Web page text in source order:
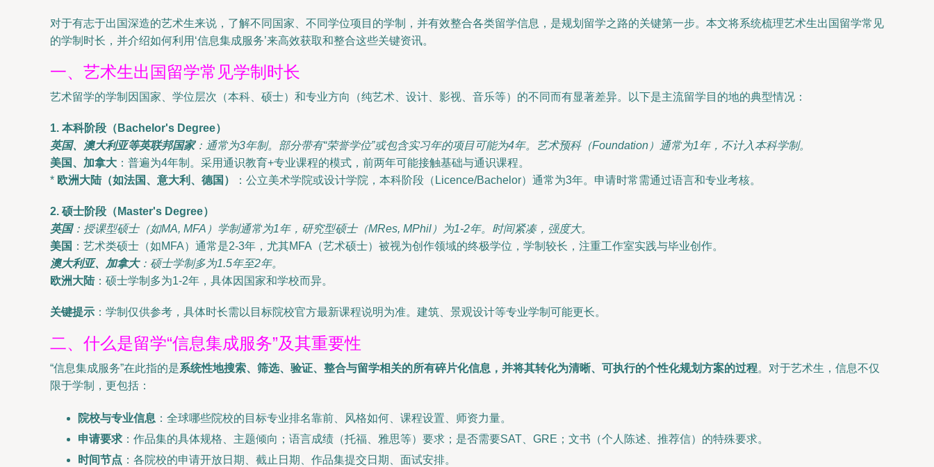
对于有志于出国深造的艺术生来说，了解不同国家、不同学位项目的学制，并有效整合各类留学信息，是规划留学之路的关键第一步。本文将系统梳理艺术生出国留学常见
的学制时长，并介绍如何利用‘信息集成服务’来高效获取和整合这些关键资讯。
一、艺术生出国留学常见学制时长
艺术留学的学制因国家、学位层次（本科、硕士）和专业方向（纯艺术、设计、影视、音乐等）的不同而有显著差异。以下是主流留学目的地的典型情况：
1. 本科阶段（Bachelor's Degree）
英国、澳大利亚等英联邦国家：通常为3年制。部分带有“荣誉学位”或包含实习年的项目可能为4年。艺术预科（Foundation）通常为1年，不计入本科学制。
美国、加拿大 ：普遍为4年制。采用通识教育+专业课程的模式，前两年可能接触基础与通识课程。
* 欧洲大陆（如法国、意大利、德国） ：公立美术学院或设计学院，本科阶段（Licence/Bachelor）通常为3年。申请时常需通过语言和专业考核。
2. 硕士阶段（Master's Degree）
英国：授课型硕士（如MA, MFA）学制通常为1年，研究型硕士（MRes, MPhil）为1-2年。时间紧凑，强度大。
美国 ：艺术类硕士（如MFA）通常是2-3年，尤其MFA（艺术硕士）被视为创作领域的终极学位，学制较长，注重工作室实践与毕业创作。
澳大利亚、加拿大：硕士学制多为1.5年至2年。
欧洲大陆：硕士学制多为1-2年，具体因国家和学校而异。
关键提示 ：学制仅供参考，具体时长需以目标院校官方最新课程说明为准。建筑、景观设计等专业学制可能更长。
二、什么是留学“信息集成服务”及其重要性
“信息集成服务”在此指的是系统性地搜索、筛选、验证、整合与留学相关的所有碎片化信息，并将其转化为清晰、可执行的个性化规划方案的过程。对于艺术生，信息不仅
限于学制，更包括：
院校与专业信息 ：全球哪些院校的目标专业排名靠前、风格如何、课程设置、师资力量。
申请要求 ：作品集的具体规格、主题倾向；语言成绩（托福、雅思等）要求；是否需要SAT、GRE；文书（个人陈述、推荐信）的特殊要求。
时间节点 ：各院校的申请开放日期、截止日期、作品集提交日期、面试安排。